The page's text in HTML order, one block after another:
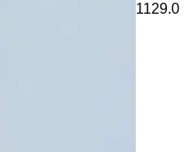
1129.0